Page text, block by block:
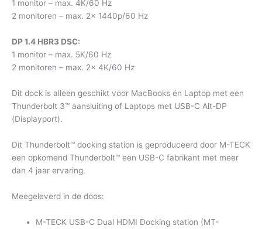
1 monitor – max. 4K/60 Hz
2 monitoren – max. 2x 1440p/60 Hz
DP 1.4 HBR3 DSC:
1 monitor – max. 5K/60 Hz
2 monitoren – max. 2x 4K/60 Hz
Dit dock is alleen geschikt voor MacBooks én Laptop met een
Thunderbolt 3™ aansluiting of Laptops met USB-C Alt-DP
(Displayport).
Dit Thunderbolt™ docking station is geproduceerd door M-TECK
een opkomend Thunderbolt™ een USB-C fabrikant met meer
dan 4 jaar ervaring.
Meegeleverd in de doos:
M-TECK USB-C Dual HDMI Docking station (MT-